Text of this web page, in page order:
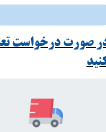
صورت درخواست